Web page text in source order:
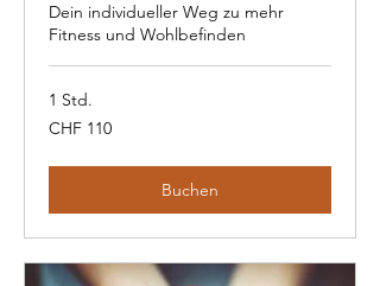
Dein individueller Weg zu mehr
Fitness und Wohlbefinden
1 Std.
110
Schweizer
CHF 110
Buchen